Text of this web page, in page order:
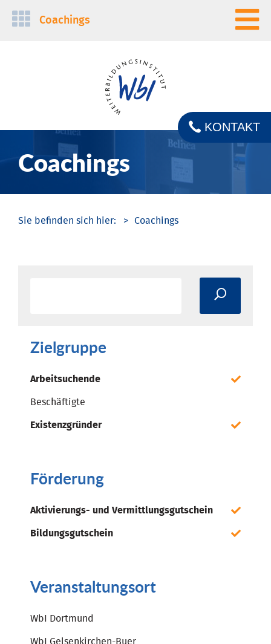
Navigation
Coachings
Coachings
KONTAKT
Coachings
Zielgruppe
Arbeitsuchende
Beschäftigte
Existenzgründer
Förderung
Aktivierungs- und Vermittlungsgutschein
Bildungsgutschein
Veranstaltungsort
WbI Dortmund
WbI Gelsenkirchen-Buer